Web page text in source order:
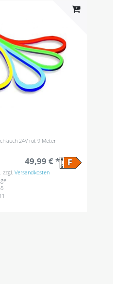
24V rot 9 Meter
49,99 € *
zzgl.Versandkosten